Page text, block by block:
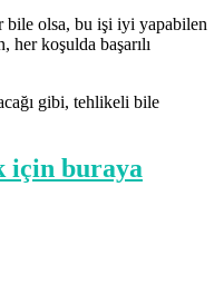
bile olsa, bu işi iyi yapabilen
her koşulda başarılı
gibi, tehlikeli bile
için buraya